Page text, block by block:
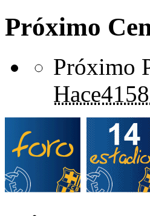
Próximo
Próximo
Hace